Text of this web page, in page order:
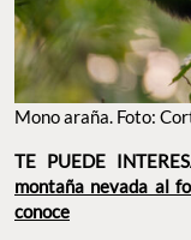
Mono araña. Foto:
TE PUEDE
montaña nevada al
conoce